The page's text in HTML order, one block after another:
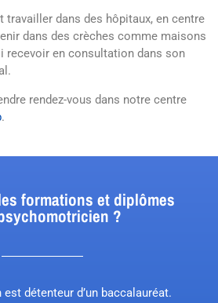
travailler dans des hôpitaux, en centre
dans des crèches comme maisons
recevoir en consultation dans son
rendez-vous dans notre centre
.
formations et diplômes
?
détenteur d’un baccalauréat.